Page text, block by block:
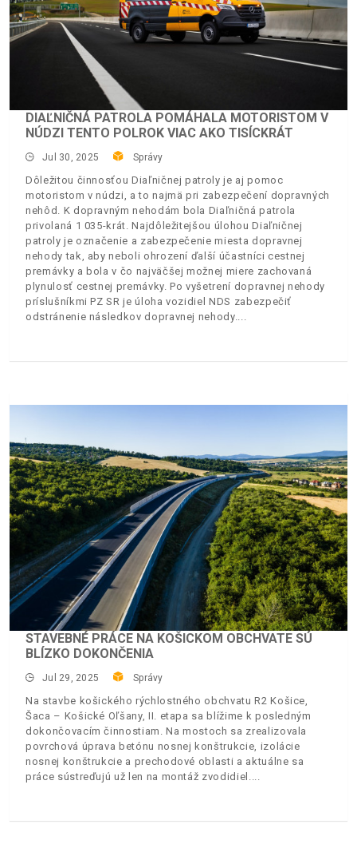
DIAĽNIČNÁ PATROLA POMÁHALA MOTORISTOM V
NÚDZI TENTO POLROK VIAC AKO TISÍCKRÁT
Jul 30, 2025 Správy
Dôležitou činnosťou Diaľničnej patroly je aj pomoc
motoristom v núdzi, a to najmä pri zabezpečení dopravných
nehôd. K dopravným nehodám bola Diaľničná patrola
privolaná 1 035-krát. Najdôležitejšou úlohou Diaľničnej
patroly je označenie a zabezpečenie miesta dopravnej
nehody tak, aby neboli ohrození ďalší účastníci cestnej
premávky a bola v čo najväčšej možnej miere zachovaná
plynulosť cestnej premávky. Po vyšetrení dopravnej nehody
príslušníkmi PZ SR je úloha vozidiel NDS zabezpečiť
odstránenie následkov dopravnej nehody.
STAVEBNÉ PRÁCE NA KOŠICKOM OBCHVATE SÚ
BLÍZKO DOKONČENIA
Jul 29, 2025 Správy
Na stavbe košického rýchlostného obchvatu R2 Košice,
Šaca – Košické Oľšany, II. etapa sa blížime k posledným
dokončovacím činnostiam. Na mostoch sa zrealizovala
povrchová úprava betónu nosnej konštrukcie, izolácie
nosnej konštrukcie a prechodové oblasti a aktuálne sa
práce sústreďujú už len na montáž zvodidiel.